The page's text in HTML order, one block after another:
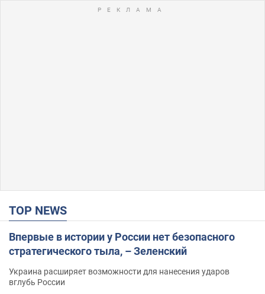
TOP NEWS
Впервые в истории у России нет безопасного
стратегического тыла, – Зеленский
Украина расширяет возможности для нанесения ударов
вглубь России